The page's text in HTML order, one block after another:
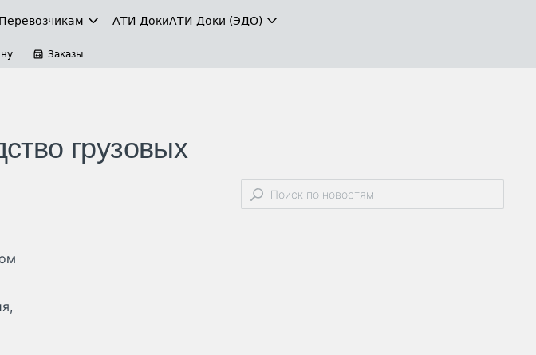
Перевозчикам АТИ-ДокиАТИ-Доки (ЭДО)
Заказы
грузовых